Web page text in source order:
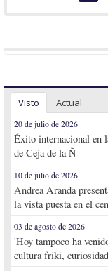
Visto Actual
20 de julio de 2026
Éxito internacional en
de Ceja de la Ñ
10 de julio de 2026
Andrea Aranda
la vista puesta en el
03 de agosto de 2026
'Hoy tampoco ha
cultura friki,